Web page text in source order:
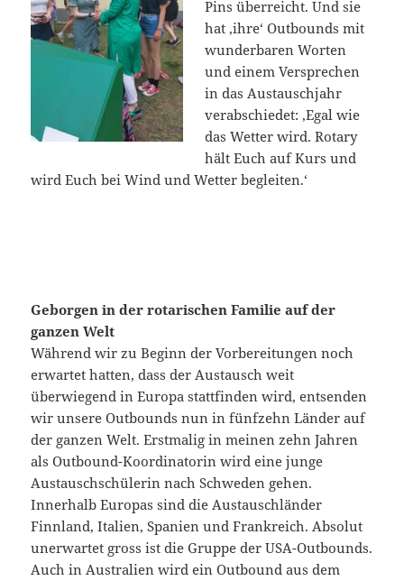
Pins überreicht. Und sie
hat ‚ihre‘ Outbounds mit
wunderbaren Worten
und einem Versprechen
in das Austauschjahr
verabschiedet: ‚Egal wie
das Wetter wird. Rotary
hält Euch auf Kurs und
wird Euch bei Wind und Wetter begleiten.‘
Geborgen in der rotarischen Familie auf der
ganzen Welt
Während wir zu Beginn der Vorbereitungen noch
erwartet hatten, dass der Austausch weit
überwiegend in Europa stattfinden wird, entsenden
wir unsere Outbounds nun in fünfzehn Länder auf
der ganzen Welt. Erstmalig in meinen zehn Jahren
als Outbound-Koordinatorin wird eine junge
Austauschschülerin nach Schweden gehen.
Innerhalb Europas sind die Austauschländer
Finnland, Italien, Spanien und Frankreich. Absolut
unerwartet gross ist die Gruppe der USA-Outbounds.
Auch in Australien wird ein Outbound aus dem